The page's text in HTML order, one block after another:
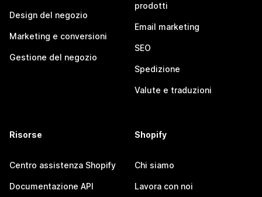
Design del negozio
Marketing e conversioni
Gestione del negozio
prodotti
Email marketing
SEO
Spedizione
Valute e traduzioni
Risorse
Centro assistenza Shopify
Documentazione API
Shopify
Chi siamo
Lavora con noi